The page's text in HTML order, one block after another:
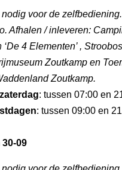
voor de
Afhalen / inleveren:
4 Elementen’ ,
Zoutkamp en
Zoutkamp.
: tussen 07:00 en
: tussen 09:00 en
30-09